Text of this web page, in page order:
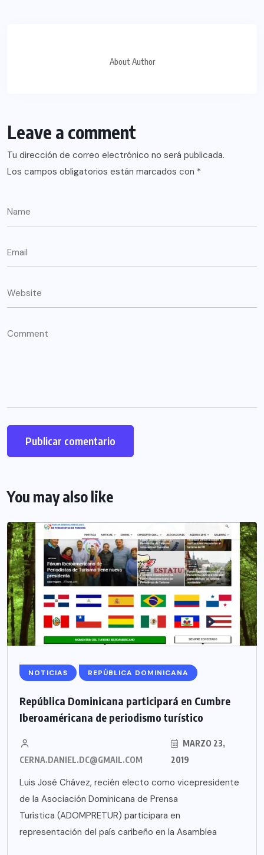
About Author
Leave a comment
Tu dirección de correo electrónico no será publicada.
Los campos obligatorios están marcados con *
You may also like
NOTICIAS REPÚBLICA DOMINICANA
República Dominicana participará en Cumbre
Iberoaméricana de periodismo turístico
CERNA.DANIEL.DC@GMAIL.COM
MARZO 23,
2019
Luis José Chávez, recién electo como vicepresidente
de la Asociación Dominicana de Prensa
Turística (ADOMPRETUR) participara en
representación del país caribeño en la Asamblea